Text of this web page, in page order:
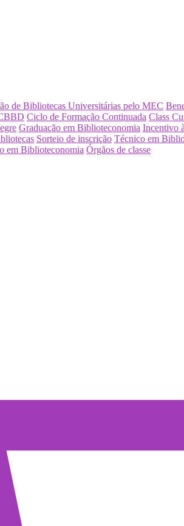
de Bibliotecas Universitárias pelo MEC
Ciclo de Formação Continuada Class
Graduação em Biblioteconomia Incentivo
Sorteio de inscrição Técnico em
em Biblioteconomia Órgãos de classe